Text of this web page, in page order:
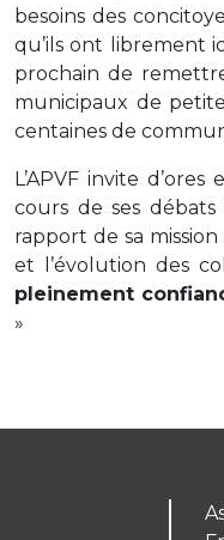
besoins des
qu’ils ont librement
prochain de
municipaux de
centaines de
L’APVF invite
cours de ses
rapport de sa
et l’évolution des
pleinement
»